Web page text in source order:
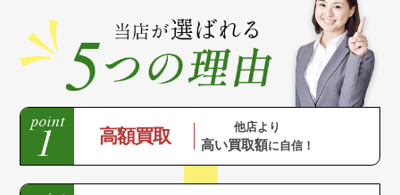
高額買取 他店より
高い買取額に自信！